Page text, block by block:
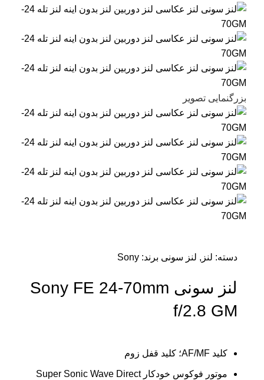
بزرگنمایی تصویر
دسته: لنز , لنز سونی برند: Sony
لنز سونی Sony FE 24-70mm
f/2.8 GM
کلید AF/MF؛ کلید قفل زوم
موتور فوکوس خودکار Super Sonic Wave Direct